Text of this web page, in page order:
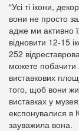
“Усі ті ікони,
вони не просто
адже ми активно
відновити 12-15
252
можете
виставкових
того, щоб вони
виставках у
експонувалися в
зауважила вона.